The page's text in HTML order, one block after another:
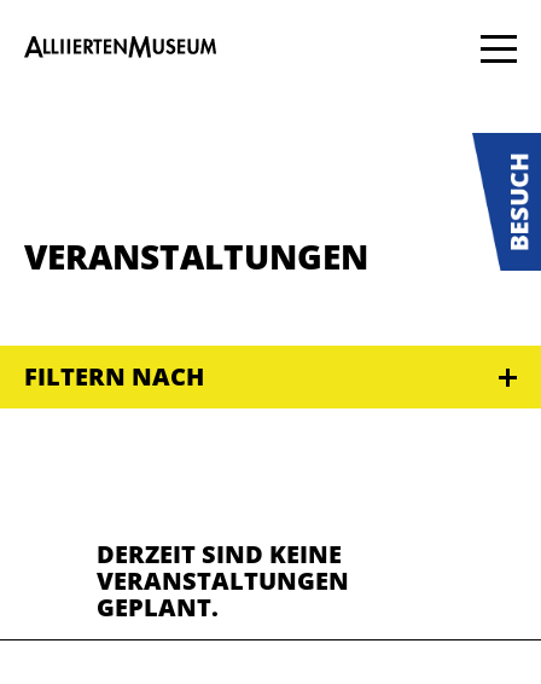
VERANSTALTUNGEN
FILTERN NACH
DERZEIT SIND KEINE
VERANSTALTUNGEN
GEPLANT.